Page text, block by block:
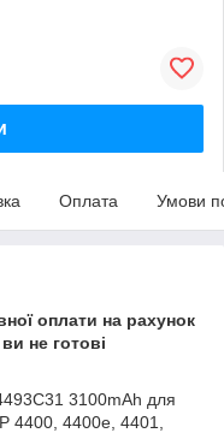
Оплата Умови
оплати на рахунок
не готові
3100mAh для
4400, 4400e, 4401,